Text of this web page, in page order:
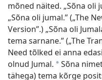
mõned näited. „Sõna oli
„Sõna oli jumal.” („The
Version”.) „Sõna oli
tema sarnane.” („The
Need tõlked ei anna
olnud Jumal. aSõna
tähega) tema kõrge